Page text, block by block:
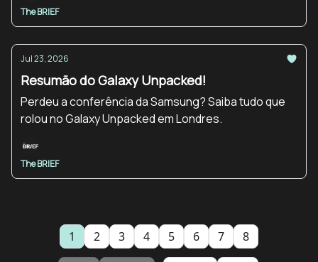
The BRIEF
Jul 23, 2026
Resumão do Galaxy Unpacked!
Perdeu a conferência da Samsung? Saiba tudo que
rolou no Galaxy Unpacked em Londres.
The BRIEF
1 2 3 4 5 6 7 8